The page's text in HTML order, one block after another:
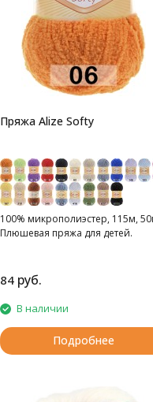
Пряжа Alize Softy
100% микрополиэстер, 115м,
Плюшевая пряжа для детей.
84 руб.
В наличии
Подробнее